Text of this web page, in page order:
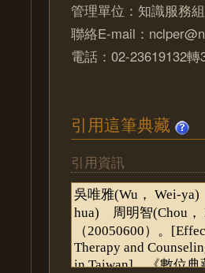
管理單位：知識服務
聯絡E-mail：
電話：02-23619132轉
引用這筆典藏
引用資訊